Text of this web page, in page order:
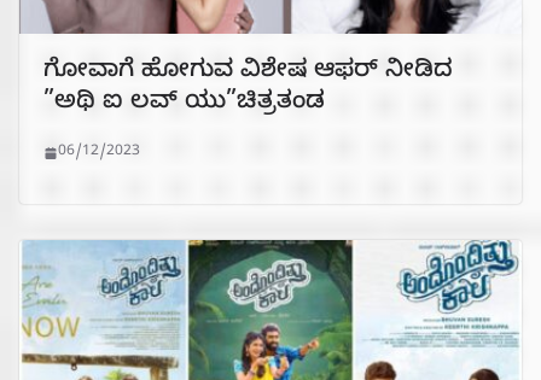
ಗೋವಾಗೆ ಹೋಗುವ ವಿಶೇಷ ಆಫರ್ ನೀಡಿದ
”ಅಥಿ ಐ ಲವ್ ಯು”ಚಿತ್ರತಂಡ
06/12/2023